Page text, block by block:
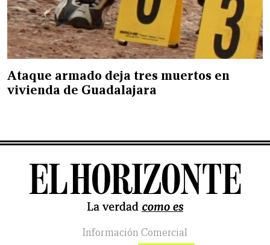
Ataque armado deja tres muertos en
vivienda de Guadalajara
Información Comercial